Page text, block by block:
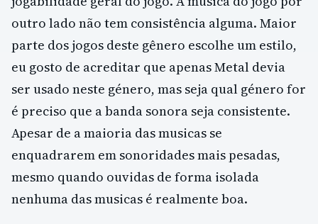
outro lado não tem consistência alguma. Maior
parte dos jogos deste gênero escolhe um estilo,
eu gosto de acreditar que apenas Metal devia
ser usado neste género, mas seja qual género for
é preciso que a banda sonora seja consistente.
Apesar de a maioria das musicas se
enquadrarem em sonoridades mais pesadas,
mesmo quando ouvidas de forma isolada
nenhuma das musicas é realmente boa.